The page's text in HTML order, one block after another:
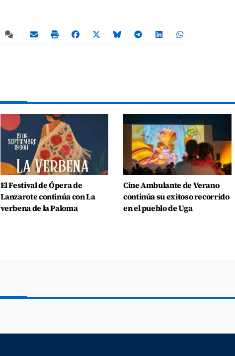
El Festival de Ópera de
Lanzarote continúa con La
verbena de la Paloma
Cine Ambulante de Verano
continúa su exitoso recorrido
en el pueblo de Uga